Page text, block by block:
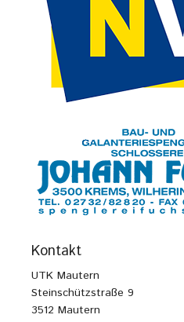
Kontakt
UTK Mautern
Steinschützstraße 9
3512 Mautern